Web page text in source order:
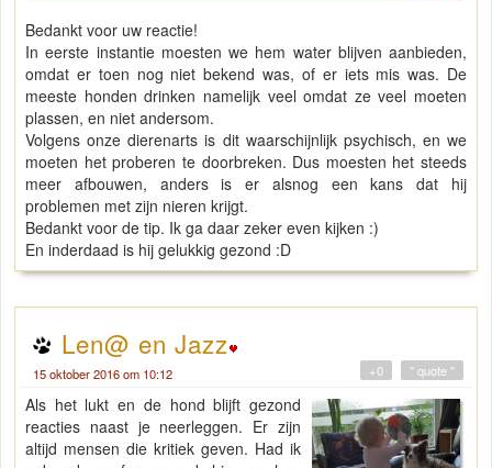
Bedankt voor uw reactie!
In eerste instantie moesten we hem water blijven aanbieden,
omdat er toen nog niet bekend was, of er iets mis was. De
meeste honden drinken namelijk veel omdat ze veel moeten
plassen, en niet andersom.
Volgens onze dierenarts is dit waarschijnlijk psychisch, en we
moeten het proberen te doorbreken. Dus moesten het steeds
meer afbouwen, anders is er alsnog een kans dat hij
problemen met zijn nieren krijgt.
Bedankt voor de tip. Ik ga daar zeker even kijken :)
En inderdaad is hij gelukkig gezond :D
Len@ en Jazz
15 oktober 2016 om 10:12 " quote "
+0
Als het lukt en de hond blijft gezond
reacties naast je neerleggen. Er zijn
altijd mensen die kritiek geven. Had ik